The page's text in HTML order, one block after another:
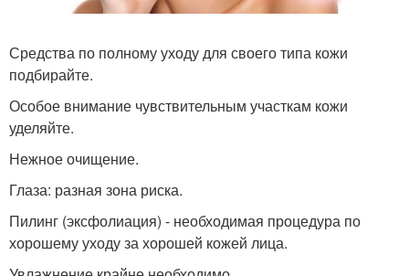
Средства по полному уходу для своего типа кожи
подбирайте.
Особое внимание чувствительным участкам кожи
уделяйте.
Нежное очищение.
Глаза: разная зона риска.
Пилинг (эксфолиация) - необходимая процедура по
хорошему уходу за хорошей кожей лица.